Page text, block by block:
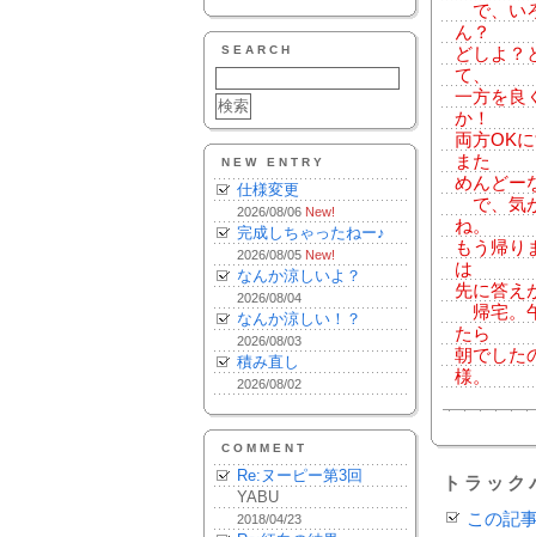
SEARCH
NEW ENTRY
仕様変更
2026/08/06 New!
完成しちゃったねー♪
2026/08/05 New!
なんか涼しいよ？
2026/08/04
なんか涼しい！？
2026/08/03
積み直し
2026/08/02
COMMENT
Re:ヌーピー第3回
YABU
2018/04/23
で、い
ん？
どしよ？
て、
一方を良
か！
両方OK
また
めんどー
で、気
ね。
もう帰り
は
先に答え
帰宅。
たら
朝でした
様。
トラッ
この記